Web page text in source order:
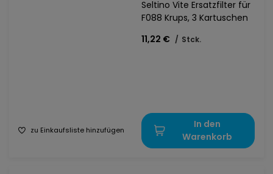
Seltino Vite Ersatzfilter für
F088 Krups, 3 Kartuschen
11,22 € / Stck.
zu Einkaufsliste hinzufügen
In den
Warenkorb